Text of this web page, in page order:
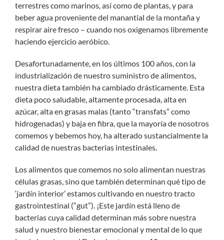
terrestres como marinos, así como de plantas, y para
beber agua proveniente del manantial de la montaña y
respirar aire fresco – cuando nos oxigenamos libremente
haciendo ejercicio aeróbico.
Desafortunadamente, en los últimos 100 años, con la
industrialización de nuestro suministro de alimentos,
nuestra dieta también ha cambiado drásticamente. Esta
dieta poco saludable, altamente procesada, alta en
azúcar, alta en grasas malas (tanto “transfats” como
hidrogenadas) y baja en fibra, que la mayoría de nosotros
comemos y bebemos hoy, ha alterado sustancialmente la
calidad de nuestras bacterias intestinales.
Los alimentos que comemos no solo alimentan nuestras
células grasas, sino que también determinan qué tipo de
‘jardín interior’ estamos cultivando en nuestro tracto
gastrointestinal (“gut”). ¡Este jardín está lleno de
bacterias cuya calidad determinan más sobre nuestra
salud y nuestro bienestar emocional y mental de lo que